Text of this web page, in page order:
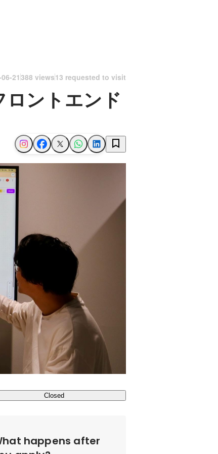
21388 views13 requested to visit
ントエンド
Closed
happens after